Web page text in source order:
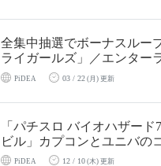
全集中抽選でボーナスルー
ライガールズ」／エンター
PiDEA 03 / 22(月) 更新
「パチスロ バイオハザー
ビル」カプコンとユニバの
怖〟がパチスロに／アデリオ
PiDEA 12 / 10(木) 更新